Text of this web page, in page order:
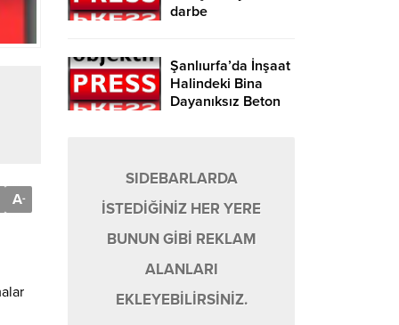
A-
darbe
Şanlıurfa’da İnşaat
Halindeki Bina
Dayanıksız Beton
SIDEBARLARDA
İSTEDİĞİNİZ HER YERE
BUNUN GİBİ REKLAM
ALANLARI
EKLEYEBİLİRSİNİZ.